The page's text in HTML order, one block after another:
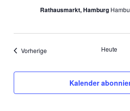
Rathausmarkt, Hamburg
VorherigeVeranstaltungen Heute
Kalender